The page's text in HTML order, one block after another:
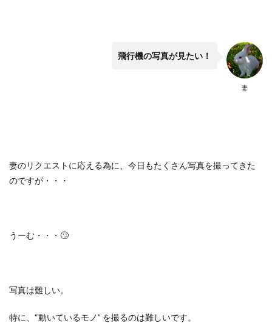
妻
飛行機の写真が見たい！
妻のリクエストに応える為に、今日もたくさん写真を撮ってきた
のですが・・・
うーむ・・・ 🙄
写真は難しい。
特に、 “動いているモノ” を撮るのは難しいです。